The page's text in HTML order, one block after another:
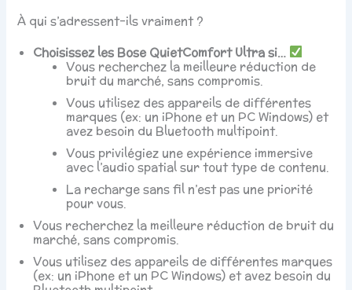
À qui s’adressent-ils vraiment ?
Choisissez les Bose QuietComfort Ultra si…
Vous recherchez la meilleure réduction de
bruit du marché, sans compromis.
Vous utilisez des appareils de différentes
marques (ex: un iPhone et un PC Windows) et
avez besoin du Bluetooth multipoint.
Vous privilégiez une expérience immersive
avec l’audio spatial sur tout type de contenu.
La recharge sans fil n’est pas une priorité
pour vous.
Vous recherchez la meilleure réduction de bruit du
marché, sans compromis.
Vous utilisez des appareils de différentes marques
(ex: un iPhone et un PC Windows) et avez besoin du